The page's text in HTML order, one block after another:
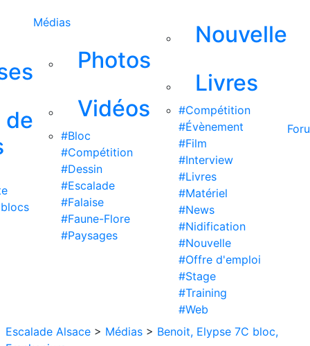
de
Médias
Photos
Vidéos
#Bloc
#Compétition
#Dessin
#Escalade
#Falaise
#Faune-Flore
#Paysages
Nouvelle
Livres
#Compétition
#Évènement
#Film
#Interview
#Livres
#Matériel
#News
#Nidification
#Nouvelle
#Offre d'emploi
#Stage
#Training
#Web
Escalade Alsace > Médias > Benoit, Elypse 7C bloc,